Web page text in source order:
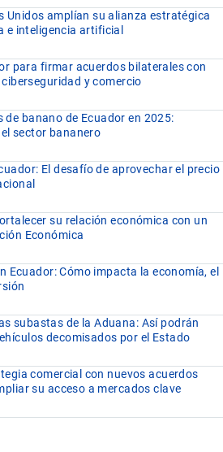
Unidos amplían su alianza estratégica
e inteligencia artificial
para firmar acuerdos bilaterales con
y comercio
banano de Ecuador en 2025:
sector bananero
El desafío de aprovechar el precio
su relación económica con un
Económica
Ecuador: Cómo impacta la economía, el
subastas de la Aduana: Así podrán
decomisados por el Estado
comercial con nuevos acuerdos
su acceso a mercados clave